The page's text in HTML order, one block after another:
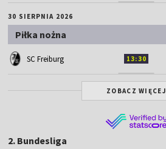
30 SIERPNIA 2026
Piłka nożna
SC Freiburg 13:30
ZOBACZ WIĘCEJ
2. Bundesliga